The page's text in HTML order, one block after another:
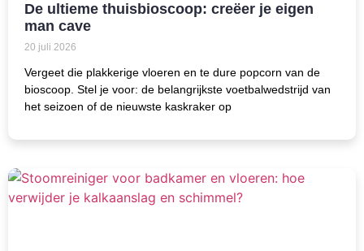
De ultieme thuisbioscoop: creëer je eigen
man cave
20 juli 2026
Vergeet die plakkerige vloeren en te dure popcorn van de
bioscoop. Stel je voor: de belangrijkste voetbalwedstrijd van
het seizoen of de nieuwste kaskraker op